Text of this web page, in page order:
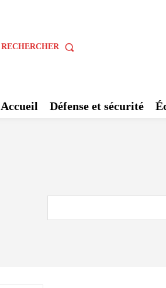
RECHERCHER
Accueil Défense et sécurité